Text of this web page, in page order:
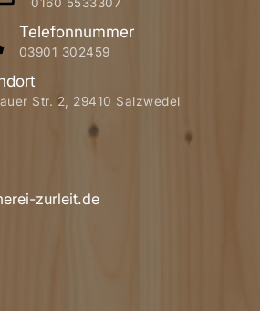
Telefonnummer
03901 302459
Str. 2, 29410 Salzwedel
zurleit.de